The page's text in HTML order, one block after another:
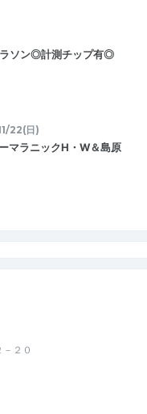
ソン◎計測チップ有◎
22(日)
マラニックH・W＆島原
２０